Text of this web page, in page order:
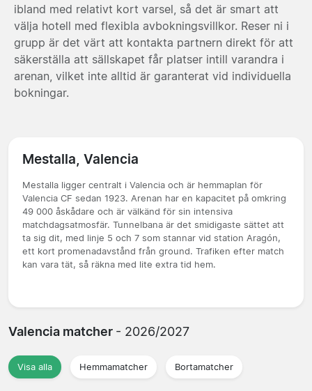
ibland med relativt kort varsel, så det är smart att
välja hotell med flexibla avbokningsvillkor. Reser ni i
grupp är det värt att kontakta partnern direkt för att
säkerställa att sällskapet får platser intill varandra i
arenan, vilket inte alltid är garanterat vid individuella
bokningar.
Mestalla, Valencia
Mestalla ligger centralt i Valencia och är hemmaplan för
Valencia CF sedan 1923. Arenan har en kapacitet på omkring
49 000 åskådare och är välkänd för sin intensiva
matchdagsatmosfär. Tunnelbana är det smidigaste sättet att
ta sig dit, med linje 5 och 7 som stannar vid station Aragón,
ett kort promenadavstånd från ground. Trafiken efter match
kan vara tät, så räkna med lite extra tid hem.
Valencia matcher - 2026/2027
Visa alla Hemmamatcher Bortamatcher